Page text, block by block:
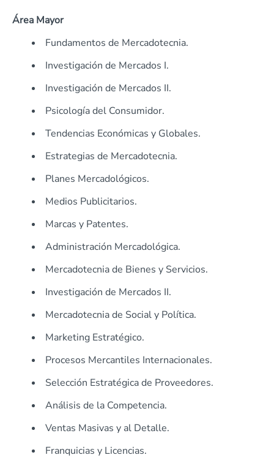
Área Mayor
Fundamentos de Mercadotecnia.
Investigación de Mercados I.
Investigación de Mercados II.
Psicología del Consumidor.
Tendencias Económicas y Globales.
Estrategias de Mercadotecnia.
Planes Mercadológicos.
Medios Publicitarios.
Marcas y Patentes.
Administración Mercadológica.
Mercadotecnia de Bienes y Servicios.
Investigación de Mercados II.
Mercadotecnia de Social y Política.
Marketing Estratégico.
Procesos Mercantiles Internacionales.
Selección Estratégica de Proveedores.
Análisis de la Competencia.
Ventas Masivas y al Detalle.
Franquicias y Licencias.